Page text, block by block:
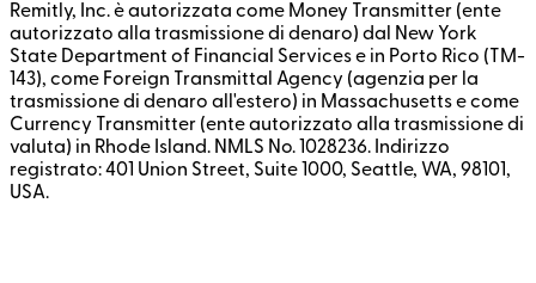
Remitly, Inc. è autorizzata come Money Transmitter (ente
autorizzato alla trasmissione di denaro) dal New York
State Department of Financial Services e in Porto Rico (TM-
143), come Foreign Transmittal Agency (agenzia per la
trasmissione di denaro all'estero) in Massachusetts e come
Currency Transmitter (ente autorizzato alla trasmissione di
valuta) in Rhode Island. NMLS No. 1028236. Indirizzo
registrato: 401 Union Street, Suite 1000, Seattle, WA, 98101,
USA.